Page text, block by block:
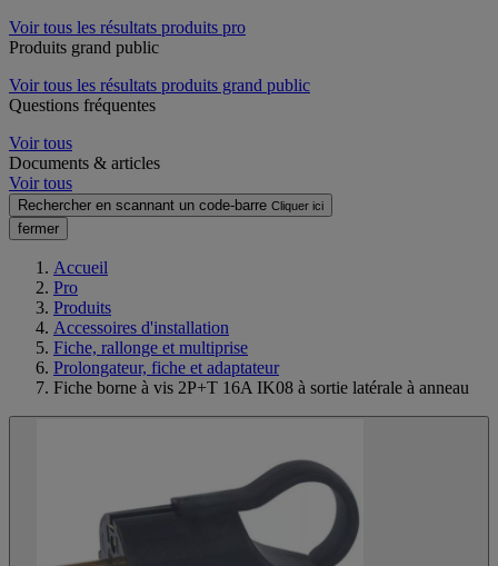
Voir tous les résultats produits pro
Produits grand public
Voir tous les résultats produits grand public
Questions fréquentes
Voir tous
Documents & articles
Voir tous
Rechercher en scannant un code-barre Cliquer ici
fermer
Accueil
Pro
Produits
Accessoires d'installation
Fiche, rallonge et multiprise
Prolongateur, fiche et adaptateur
Fiche borne à vis 2P+T 16A IK08 à sortie latérale à anneau